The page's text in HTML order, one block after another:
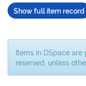
Show full item record
Items in DSpace
reserved, unless